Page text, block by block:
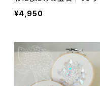
¥4,950